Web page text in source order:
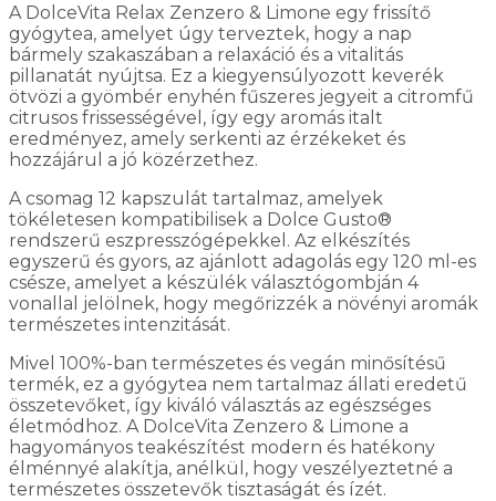
A DolceVita Relax Zenzero & Limone egy frissítő
gyógytea, amelyet úgy terveztek, hogy a nap
bármely szakaszában a relaxáció és a vitalitás
pillanatát nyújtsa. Ez a kiegyensúlyozott keverék
ötvözi a gyömbér enyhén fűszeres jegyeit a citromfű
citrusos frissességével, így egy aromás italt
eredményez, amely serkenti az érzékeket és
hozzájárul a jó közérzethez.
A csomag 12 kapszulát tartalmaz, amelyek
tökéletesen kompatibilisek a Dolce Gusto®
rendszerű eszpresszógépekkel. Az elkészítés
egyszerű és gyors, az ajánlott adagolás egy 120 ml-es
csésze, amelyet a készülék választógombján 4
vonallal jelölnek, hogy megőrizzék a növényi aromák
természetes intenzitását.
Mivel 100%-ban természetes és vegán minősítésű
termék, ez a gyógytea nem tartalmaz állati eredetű
összetevőket, így kiváló választás az egészséges
életmódhoz. A DolceVita Zenzero & Limone a
hagyományos teakészítést modern és hatékony
élménnyé alakítja, anélkül, hogy veszélyeztetné a
természetes összetevők tisztaságát és ízét.